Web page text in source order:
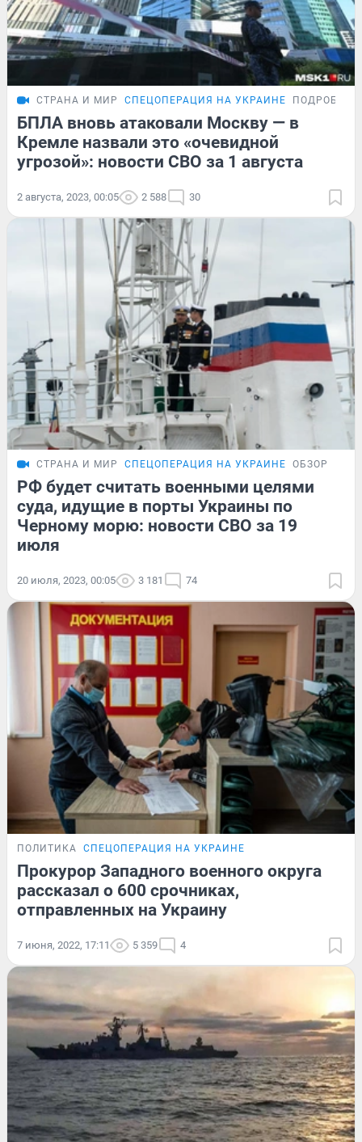
СТРАНА И МИР СПЕЦОПЕРАЦИЯ НА УКРАИНЕ
БПЛА вновь атаковали Москву — в
Кремле назвали это «очевидной
угрозой»: новости СВО за 1 августа
2 августа, 2023, 00:05 2 588 30
СТРАНА И МИР СПЕЦОПЕРАЦИЯ НА УКРАИНЕ ОБЗОР
РФ будет считать военными целями
суда, идущие в порты Украины по
Черному морю: новости СВО за 19
июля
20 июля, 2023, 00:05 3 181 74
ПОЛИТИКА СПЕЦОПЕРАЦИЯ НА УКРАИНЕ
Прокурор Западного военного округа
рассказал о 600 срочниках,
отправленных на Украину
7 июня, 2022, 17:11 5 359 4